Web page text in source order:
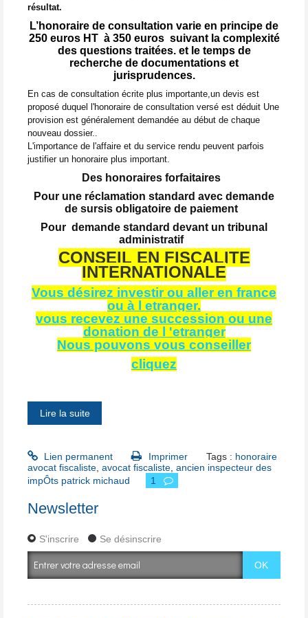
résultat.
L’honoraire de consultation varie en principe de
250 euros HT à 350 euros suivant la complexité
des questions traitées. et le temps de
recherche de documentations et
jurisprudences.
En cas de consultation écrite plus importante,un devis est
proposé duquel l'honoraire de consultation versé est déduit Une
provision est généralement demandée au début de chaque
nouveau dossier..
L'importance de l'affaire et du service rendu peuvent parfois
justifier un honoraire plus important.
Des honoraires forfaitaires
Pour une réclamation standard avec demande
de sursis obligatoire de paiement
Pour demande standard devant un tribunal
administratif
CONSEIL EN FISCALITE
INTERNATIONALE
Vous désirez investir ou aller en france
ou à l etranger.
vous recevez une succession ou une
donation de l 'etranger
Nous pouvons vous conseiller
cliquez
Lire la suite
Lien permanent Imprimer Tags : honoraire
avocat fiscaliste avocat fiscaliste ancien inspecteur des
impÔts patrick michaud
1
Newsletter
S'inscrire Se désinscrire